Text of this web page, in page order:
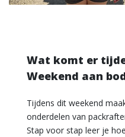
Wat komt er
Weekend aan
Tijdens dit weekend
onderdelen van
Stap voor stap leer je